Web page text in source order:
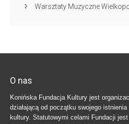
Warsztaty Muzyczne
O nas
Konińska Fundacja Kultury jest
działającą od początku swojego
kultury. Statutowymi celami Fundacji